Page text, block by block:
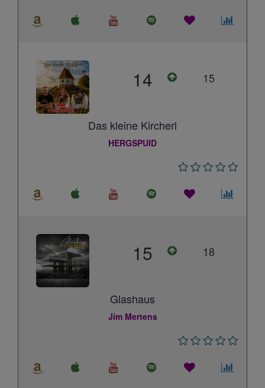
14 15
Das kleine Kircherl
HERGSPUID
15 18
Glashaus
Jim Mertens